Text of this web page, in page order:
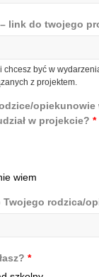
link do twojego
chcesz być w
z projektem.
opiekunowie
w projekcie? *
wiem
Twojego rodzica/
*